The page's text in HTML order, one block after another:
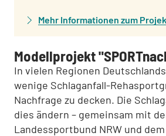
Mehr Informationen zum
Modellprojekt
In vielen Regionen
wenige Schlaganfall-
Nachfrage zu decken. Die
dies ändern – gemeinsam mit
Landessportbund NRW und